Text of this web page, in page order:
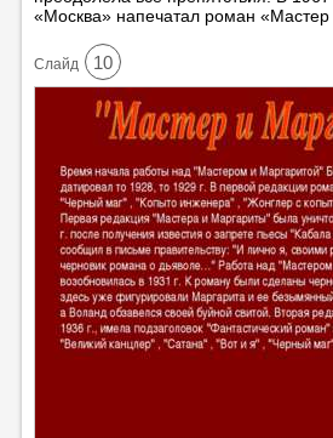
«Москва» напечатал роман
Cлайд 10